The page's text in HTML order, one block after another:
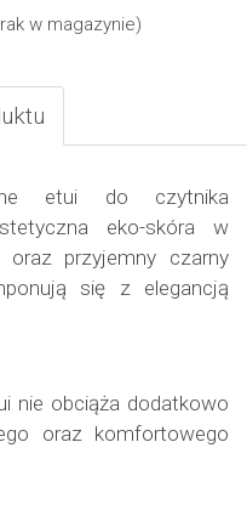
w magazynie)
etui do czytnika
eko-skóra w
przyjemny czarny
się z elegancją
nie obciąża dodatkowo
oraz komfortowego